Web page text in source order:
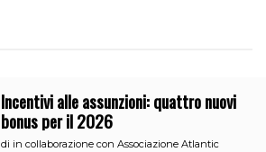
Incentivi alle assunzioni: quattro nuovi
bonus per il 2026
di in collaborazione con Associazione Atlantic